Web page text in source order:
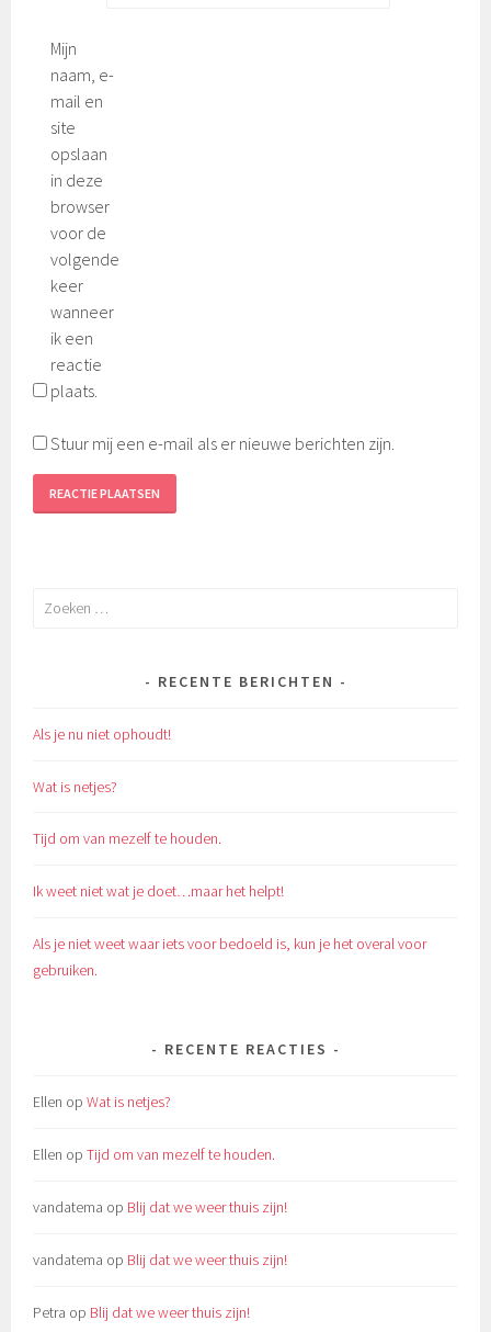
Mijn
naam, e-
mail en
site
opslaan
in deze
browser
voor de
volgende
keer
wanneer
ik een
reactie
plaats.
Stuur mij een e-mail als er nieuwe berichten zijn.
Zoeken
RECENTE BERICHTEN
Als je nu niet ophoudt!
Wat is netjes?
Tijd om van mezelf te houden.
Ik weet niet wat je doet…maar het helpt!
Als je niet weet waar iets voor bedoeld is, kun je het overal voor
gebruiken.
RECENTE REACTIES
Ellen opWat is netjes?
Ellen opTijd om van mezelf te houden.
vandatema op Blij dat we weer thuis zijn!
vandatema op Blij dat we weer thuis zijn!
Petra op Blij dat we weer thuis zijn!